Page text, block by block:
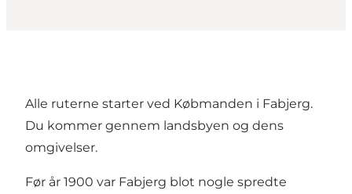
Alle ruterne starter ved Købmanden i Fabjerg.
Du kommer gennem landsbyen og dens
omgivelser.
Før år 1900 var Fabjerg blot nogle spredte